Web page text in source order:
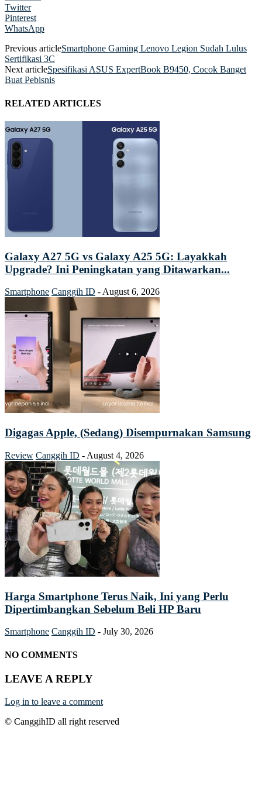
Twitter
Pinterest
WhatsApp
Previous articleSmartphone Gaming Lenovo Legion Sudah Lulus
Sertifikasi 3C
Next articleSpesifikasi ASUS ExpertBook B9450, Cocok Banget
Buat Pebisnis
RELATED ARTICLES
Galaxy A27 5G vs Galaxy A25 5G: Layakkah
Upgrade? Ini Peningkatan yang Ditawarkan...
Smartphone Canggih ID -August 6, 2026
Digagas Apple, (Sedang) Disempurnakan Samsung
Review Canggih ID - August 4, 2026
Harga Smartphone Terus Naik, Ini yang Perlu
Dipertimbangkan Sebelum Beli HP Baru
Smartphone Canggih ID - July 30, 2026
NO COMMENTS
LEAVE A REPLY
Log in to leave a comment
© CanggihID all right reserved